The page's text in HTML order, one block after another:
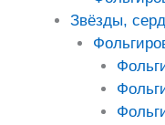
Звёзды,